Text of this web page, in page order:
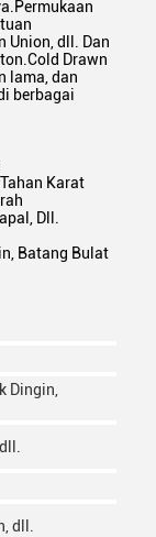
Union, dll. Dan
Drawn
lama, dan
berbagai
Karat
Dll.
Batang Bulat
Dingin,
dll.